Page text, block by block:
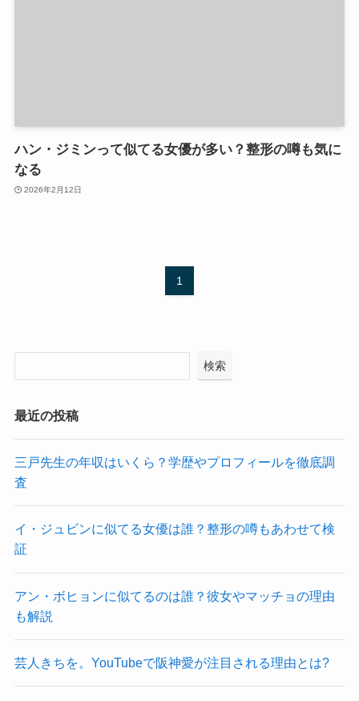
ハン・ジミンって似てる女優が多い？整形の噂も気に
なる
2026年2月12日
1
検索
最近の投稿
三戸先生の年収はいくら？学歴やプロフィールを徹底調
査
イ・ジュビンに似てる女優は誰？整形の噂もあわせて検
証
アン・ボヒョンに似てるのは誰？彼女やマッチョの理由
も解説
芸人きちを。YouTubeで阪神愛が注目される理由とは?